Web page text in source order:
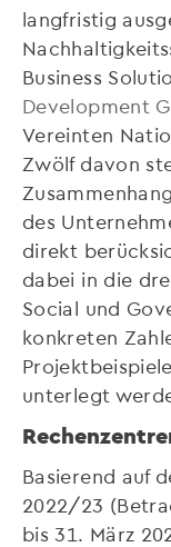
langfristig
Business
Development
Vereinten
Zwölf davon
des
direkt
dabei in die
Social und
konkreten
unterlegt
Basierend auf
2022/23
bis 31. März